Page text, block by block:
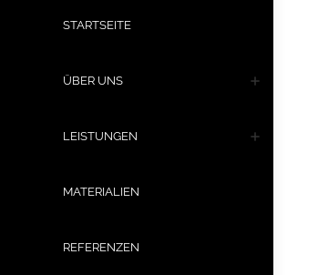
STARTSEITE
ÜBER UNS
LEISTUNGEN
MATERIALIEN
REFERENZEN